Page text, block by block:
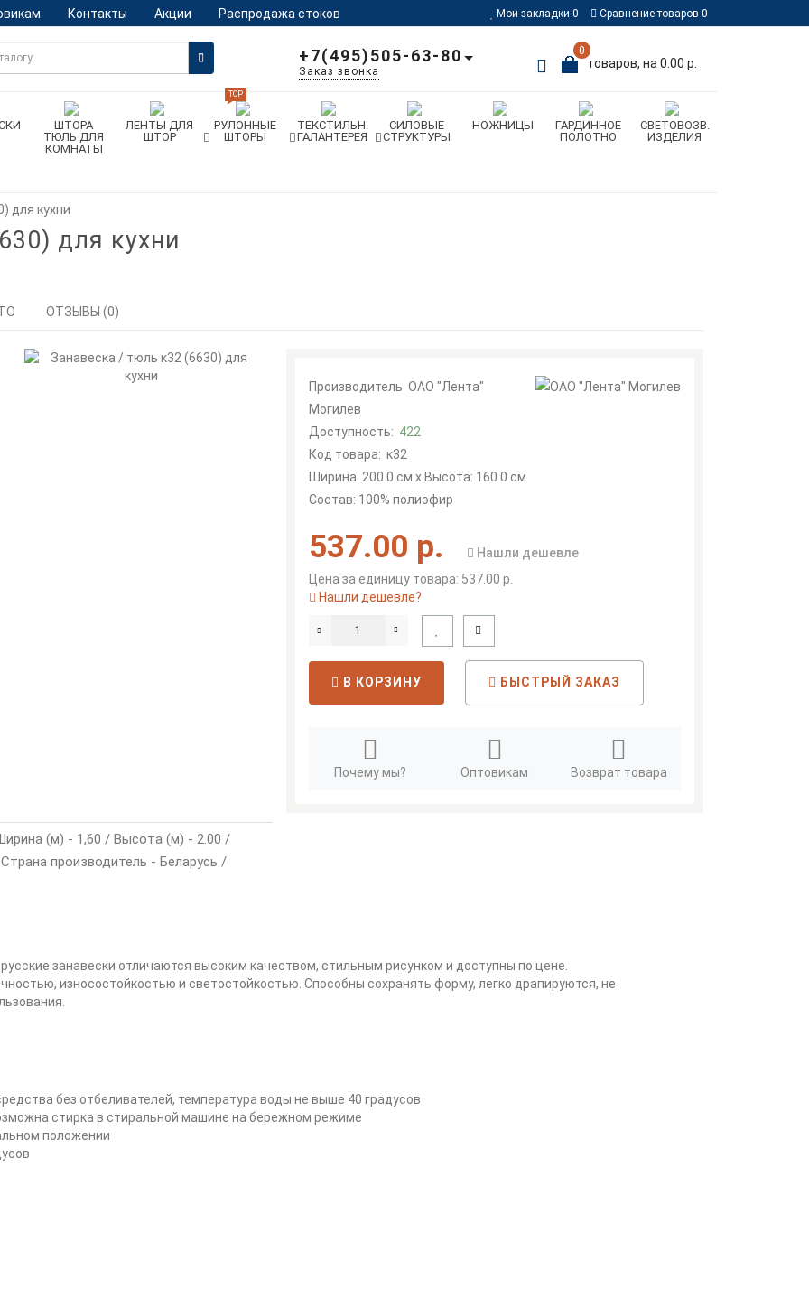
Контакты Акции Распродажа стоков Мои закладки 0 Сравнение товаров 0
0
товаров, на 0.00 р.
+7(495)505-63-80
Заказ звонка
ШТОРА
ТЮЛЬ ДЛЯ
КОМНАТЫ
ЛЕНТЫ ДЛЯ
ШТОР
РУЛОННЫЕ
ШТОРЫ
TOP
ТЕКСТИЛЬН.
ГАЛАНТЕРЕЯ
СИЛОВЫЕ
СТРУКТУРЫ
НОЖНИЦЫ
ГАРДИННОЕ
ПОЛОТНО
СВЕТОВОЗВ.
ИЗДЕЛИЯ
для кухни
для кухни
ОТЗЫВЫ (0)
(м) - 1,60 / Высота (м) - 2.00 /
производитель - Беларусь /
Производитель ОАО "Лента"
Могилев
Доступность: 422
Код товара: к32
Ширина: 200.0 см x Высота: 160.0 см
Состав: 100% полиэфир
537.00 р.
Нашли дешевле
Цена за единицу товара: 537.00 р.
Нашли дешевле?
В КОРЗИНУ БЫСТРЫЙ ЗАКАЗ
Почему мы? Оптовикам Возврат товара
занавески отличаются высоким качеством, стильным рисунком и доступны по цене.
износостойкостью и светостойкостью. Способны сохранять форму, легко драпируются, не
без отбеливателей, температура воды не выше 40 градусов
стирка в стиральной машине на бережном режиме
положении